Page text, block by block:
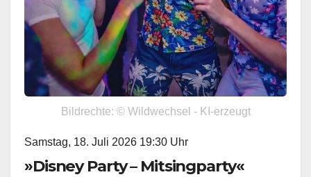
Bildrechte: © Wildwechsel - KI-erzeugt
Samstag, 18. Juli 2026 19:30 Uhr
»Disney Party – Mitsingparty«